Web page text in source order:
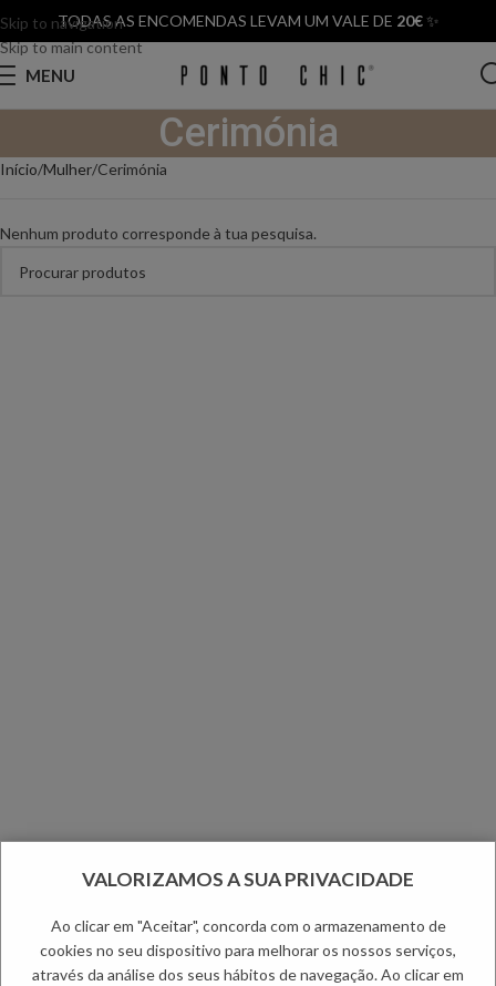
Skip to navigation
Skip to main content
TODAS AS ENCOMENDAS LEVAM UM VALE DE 20€✨
MENU
Cerimónia
Início Mulher Cerimónia
Nenhum produto corresponde à tua pesquisa.
VALORIZAMOS A SUA PRIVACIDADE
Ao clicar em "Aceitar", concorda com o armazenamento de
cookies no seu dispositivo para melhorar os nossos serviços,
através da análise dos seus hábitos de navegação. Ao clicar em